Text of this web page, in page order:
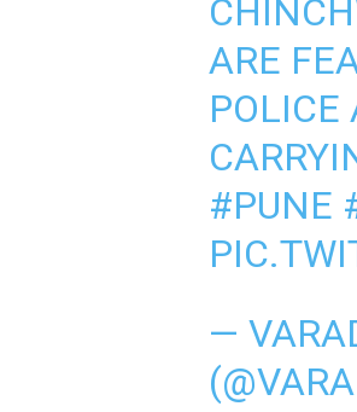
ARE
POLICE
#PUNE
—